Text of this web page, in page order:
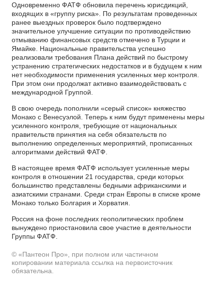
Одновременно ФАТФ обновила перечень юрисдикций,
входящих в «группу риска». По результатам проведенных
ранее выездных проверок было подтверждено
значительное улучшение ситуации по противодействию
отмыванию финансовых средств отмечено в Турции и
Ямайке. Национальные правительства успешно
реализовали требования Плана действий по быстрому
устранению стратегических недостатков и в будущем к ним
нет необходимости применения усиленных мер контроля.
При этом они продолжат активно взаимодействовать с
международной Группой.
В свою очередь пополнили «серый список» княжество
Монако с Венесуэлой. Теперь к ним будут применены меры
усиленного контроля, требующие от национальных
правительств принятия на себя обязательств по
выполнению определенных мероприятий, прописанных
алгоритмами действий ФАТФ.
В настоящее время ФАТФ использует усиленные меры
контроля в отношении 21 государства, среди которых
большинство представлены бедными африканскими и
азиатскими странами. Среди стран Европы в списке кроме
Монако только Болгария и Хорватия.
Россия на фоне последних геополитических проблем
вынуждено приостановила свое участие в деятельности
Группы ФАТФ.
© «Пантеон Про», при полном или частичном
копировании материала ссылка на первоисточник
обязательна.